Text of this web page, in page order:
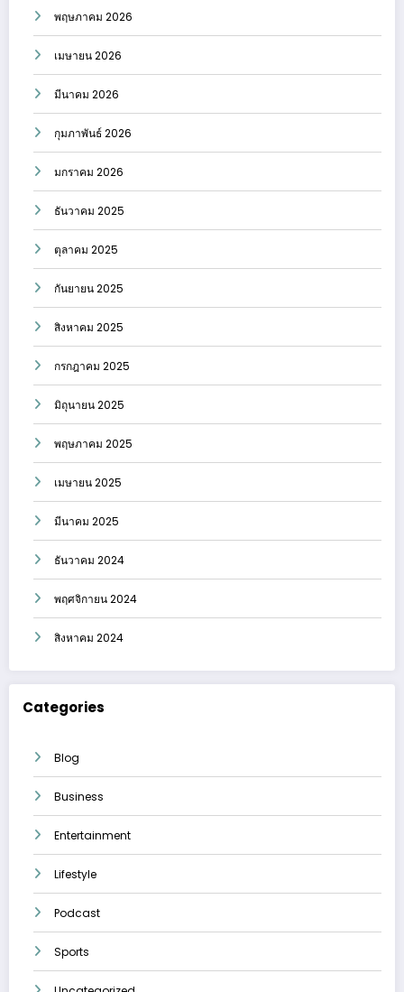
พฤษภาคม 2026
เมษายน 2026
มีนาคม 2026
กุมภาพันธ์ 2026
มกราคม 2026
ธันวาคม 2025
ตุลาคม 2025
กันยายน 2025
สิงหาคม 2025
กรกฎาคม 2025
มิถุนายน 2025
พฤษภาคม 2025
เมษายน 2025
มีนาคม 2025
ธันวาคม 2024
พฤศจิกายน 2024
สิงหาคม 2024
Categories
Blog
Business
Entertainment
Lifestyle
Podcast
Sports